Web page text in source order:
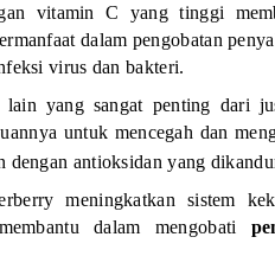
vitamin C yang tinggi
dalam pengobatan
virus dan bakteri.
lain yang sangat penting dari
untuk mencegah dan
dengan antioksidan yang
meningkatkan sistem
dalam mengobati